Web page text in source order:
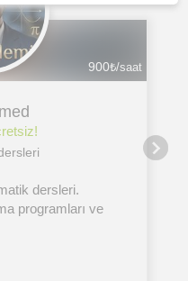
900₺/saat
dersleri.
programları ve